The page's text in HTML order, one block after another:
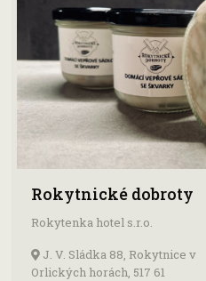
Rokytnické dobroty
Rokytenka hotel s.r.o.
J. V. Sládka 88, Rokytnice v
Orlických horách, 517 61